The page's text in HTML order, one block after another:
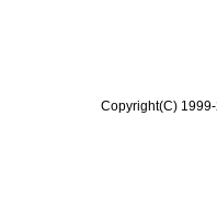
Copyright(C)